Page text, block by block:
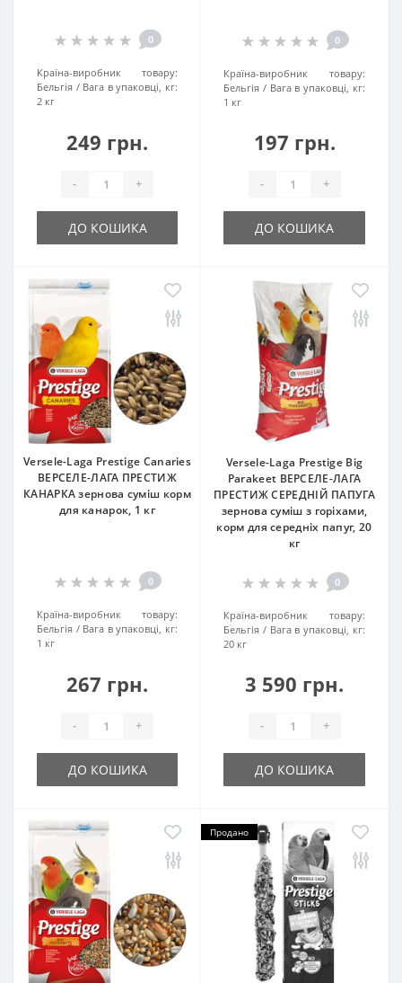
0
Країна-виробник товару:
Бельгія
Вага в упаковці, кг:
2 кг
249 грн.
- +
ДО КОШИКА
0
Країна-виробник товару:
Бельгія
Вага в упаковці, кг:
1 кг
197 грн.
- +
ДО КОШИКА
Versele-Laga Prestige Canaries
ВЕРСЕЛЕ-ЛАГА ПРЕСТИЖ
КАНАРКА зернова суміш корм
для канарок, 1 кг
0
Країна-виробник товару:
Бельгія
Вага в упаковці, кг:
1 кг
267 грн.
- +
ДО КОШИКА
Versele-Laga Prestige Big
Parakeet ВЕРСЕЛЕ-ЛАГА
ПРЕСТИЖ СЕРЕДНІЙ ПАПУГА
зернова суміш з горіхами,
корм для середніх папуг, 20
кг
0
Країна-виробник товару:
Бельгія
Вага в упаковці, кг:
20 кг
3 590 грн.
- +
ДО КОШИКА
Продано